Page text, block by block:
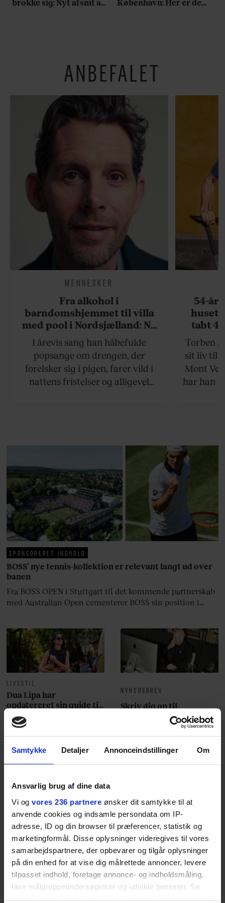
Samtykke Detaljer Annonceindstillinger Om
Ansvarlig brug af dine data
Vi og vores 236 partnere ønsker dit samtykke til at
anvende cookies og indsamle persondata om IP-
adresse, ID og din browser til præferencer, statistik og
marketingformål. Disse oplysninger videregives til vores
samarbejdspartnere, der opbevarer og tilgår oplysninger
på din enhed for at vise dig målrettede annoncer, levere
tilpasset indhold, foretage annonce- og indholdsmåling,
lave målgruppeundersøgelser og udvikle tjenester. Se
brokke sig: Nyt afsnit af
København: Her er de
ANBEFALET
MENNESKER
Fra alkohol i
barndomshjemmet til villa
med pool i Nordsjælland: Nu
skal du høre sandheden om
Rasmus Seebach
I årevis sang han håbefulde
popsange om drengen, der
forelsker sig i pigen, farer vild i
nattens fristelser og alligevel
blevet voksen. Her indtager
fortællerens plads i et portræt om
arv, angst, familieliv, frygten for
at miste stemmen og den
livsglæde, han nægter at give slip
på.
54-
huset
tabt
Torben
sit liv til
Mont
har han
LIVSSTIL
Dua Lipa har
opdatereret sin guide til
København. Og den er –
ikke overraskende –
ganske forudsigelig
NYHEDSBREV
Skriv dig op til
Euromans nyhedsbrev
SPONSORERET INDHOLD
BOSS’ nye tennis-kollektion er relevant langt ud over
banen
Fra BOSS OPEN i Stuttgart til det kommende partnerskab
med Australian Open cementerer BOSS sin position i
Jeg er udpræget
midterbarn. Når min far
drak sig fuld og blev
uvenner med min mor, var
det naturligt for mig at